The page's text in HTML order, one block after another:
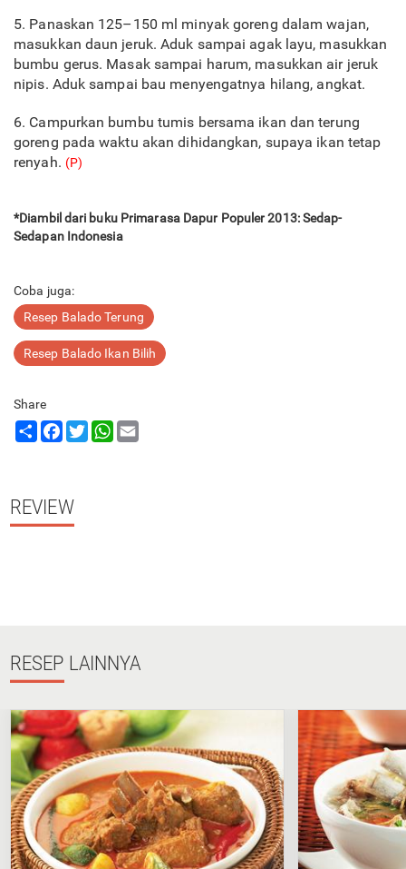
5. Panaskan 125–150 ml minyak goreng dalam wajan,
masukkan daun jeruk. Aduk sampai agak layu, masukkan
bumbu gerus. Masak sampai harum, masukkan air jeruk
nipis. Aduk sampai bau menyengatnya hilang, angkat.
6. Campurkan bumbu tumis bersama ikan dan terung
goreng pada waktu akan dihidangkan, supaya ikan tetap
renyah. (P)
*Diambil dari buku Primarasa Dapur Populer 2013: Sedap-
Sedapan Indonesia
Coba juga:
Resep Balado Terung
Resep Balado Ikan Bilih
Share
ShareFacebook
TwitterWhatsApp
REVIEW
RESEP LAINNYA